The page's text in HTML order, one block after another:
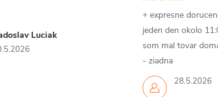
Luciak
28.5.2026
+ expresne
jeden den okolo
som mal tovar
- ziadna